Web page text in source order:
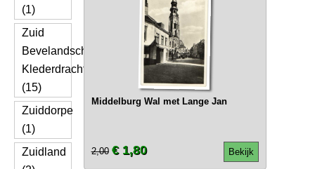
(1)
Zuid
Bevelandsche
Klederdracht
(15)
Zuiddorpe
(1)
Zuidland
Middelburg Wal met Lange Jan
Bekijk
2,00 € 1,80